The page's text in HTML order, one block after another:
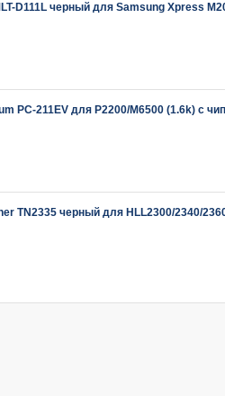
D111L черный для Samsung Xpress
PC-211EV для P2200/M6500 (1.6k) с
TN2335 черный для HLL2300/2340/